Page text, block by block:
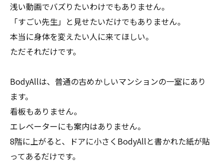
浅い動画でバズりたいわけでもありません。
「すごい先生」と見せたいだけでもありません。
本当に身体を変えたい人に来てほしい。
ただそれだけです。
BodyAllは、普通の古めかしいマンションの一室にあり
ます。
看板もありません。
エレベーターにも案内はありません。
8階に上がると、ドアに小さくBodyAllと書かれた紙が貼
ってあるだけです。